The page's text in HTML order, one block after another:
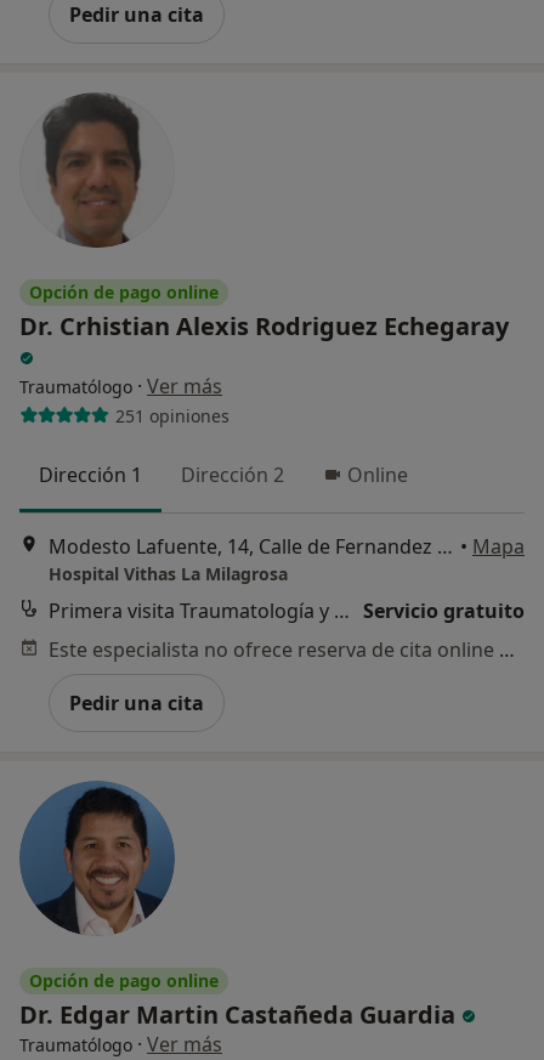
Pedir una cita
Opción de pago online
Dr. Crhistian Alexis Rodriguez Echegaray
Traumatólogo · Ver más
251 opiniones
Dirección 1 Dirección 2 Online
Modesto Lafuente, 14, Calle de Fernandez de la Hoz, 45, Madrid • Mapa
Hospital Vithas La Milagrosa
Primera visita Traumatología y Cirugía Ortopédica Servicio gratuito
Este especialista no ofrece reserva de cita online en esta dirección.
Pedir una cita
Opción de pago online
Dr. Edgar Martin Castañeda Guardia
Traumatólogo · Ver más